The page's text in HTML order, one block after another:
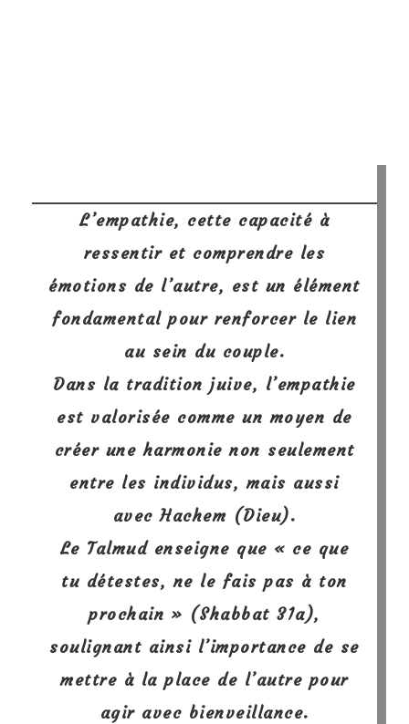
L’empathie, cette capacité à
ressentir et comprendre les
émotions de l’autre, est un élément
fondamental pour renforcer le lien
au sein du couple.
Dans la tradition juive, l’empathie
est valorisée comme un moyen de
créer une harmonie non seulement
entre les individus, mais aussi
avec Hachem (Dieu).
Le Talmud enseigne que « ce que
tu détestes, ne le fais pas à ton
prochain » (Shabbat 31a),
soulignant ainsi l’importance de se
mettre à la place de l’autre pour
agir avec bienveillance.